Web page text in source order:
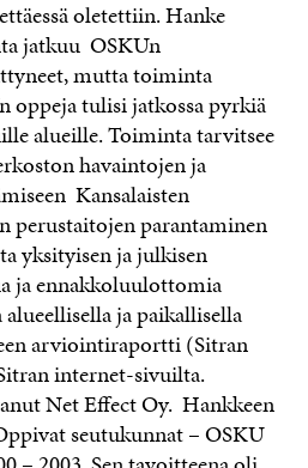
oletettiin. Hanke
jatkuu OSKUn
mutta toiminta
oppeja tulisi jatkossa pyrkiä
alueille. Toiminta tarvitsee
havaintojen ja
Kansalaisten
perustaitojen parantaminen
yksityisen ja julkisen
ja ennakkoluulottomia
ja paikallisella
arviointiraportti (Sitran
internet-sivuilta.
Net Effect Oy. Hankkeen
seutukunnat – OSKU